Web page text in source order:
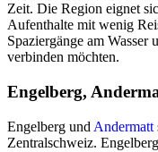
Zeit. Die Region eignet
Aufenthalte mit wenig
Spaziergänge am
verbinden möchten.
Engelberg,
Engelberg und Andermatt
Zentralschweiz.